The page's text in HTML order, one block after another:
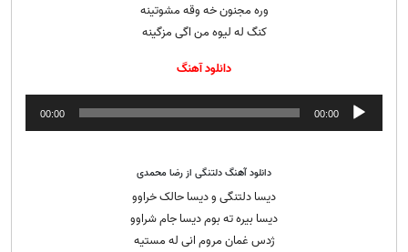
وره مجنون خه وقه مشوتینه
کنگ له لیوه من اگی مزگینه
دانلود آهنگ
پخش‌کننده
صوت
00:00
00:00
دانلود آهنگ دلتنگی از رضا محمدی
دیسا دلتنگی و دیسا حالک خراوو
دیسا بیره ته بوم دیسا جام شراوو
ژدس غمان مروم انی له مستیه